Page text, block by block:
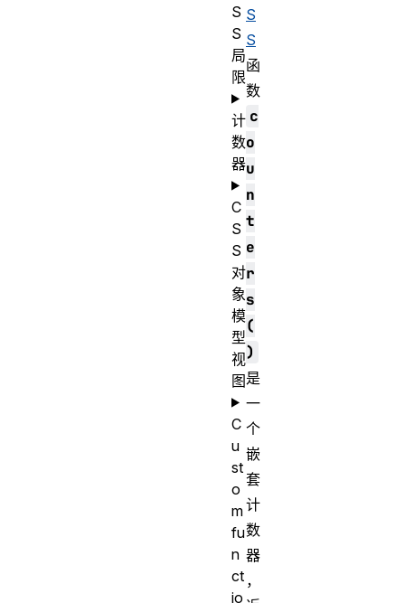
S
S
函
数
c
o
u
n
t
e
r
s
(
)
是
一
个
嵌
套
计
数
器
，
S
S
局
限
计
数
器
C
S
S
对
象
模
型
视
图
C
u
st
o
m
fu
n
ct
io